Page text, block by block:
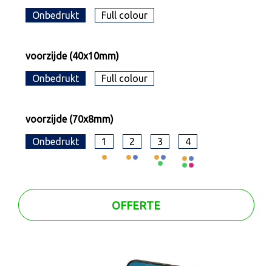
Onbedrukt Full colour
voorzijde (40x10mm)
Onbedrukt Full colour
voorzijde (70x8mm)
Onbedrukt 1 2 3 4
OFFERTE